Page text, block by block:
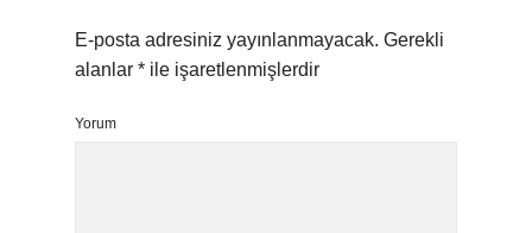
E-posta adresiniz yayınlanmayacak. Gerekli
alanlar * ile işaretlenmişlerdir
Yorum